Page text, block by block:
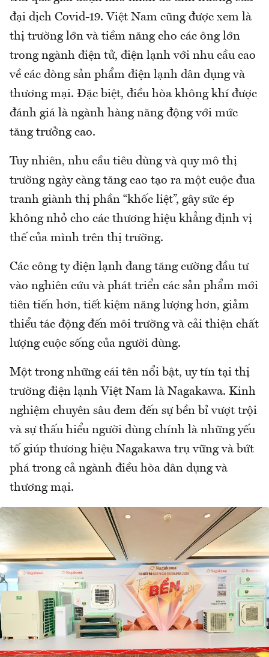
đại dịch Covid-19. Việt Nam cũng được xem là
thị trường lớn và tiềm năng cho các ông lớn
trong ngành điện tử, điện lạnh với nhu cầu cao
về các dòng sản phẩm điện lạnh dân dụng và
thương mại. Đặc biệt, điều hòa không khí được
đánh giá là ngành hàng năng động với mức
tăng trưởng cao.
Tuy nhiên, nhu cầu tiêu dùng và quy mô thị
trường ngày càng tăng cao tạo ra một cuộc đua
tranh giành thị phần “khốc liệt”, gây sức ép
không nhỏ cho các thương hiệu khẳng định vị
thế của mình trên thị trường.
Các công ty điện lạnh đang tăng cường đầu tư
vào nghiên cứu và phát triển các sản phẩm mới
tiên tiến hơn, tiết kiệm năng lượng hơn, giảm
thiểu tác động đến môi trường và cải thiện chất
lượng cuộc sống của người dùng.
Một trong những cái tên nổi bật, uy tín tại thị
trường điện lạnh Việt Nam là Nagakawa. Kinh
nghiệm chuyên sâu đem đến sự bền bỉ vượt trội
và sự thấu hiểu người dùng chính là những yếu
tố giúp thương hiệu Nagakawa trụ vững và bứt
phá trong cả ngành điều hòa dân dụng và
thương mại.